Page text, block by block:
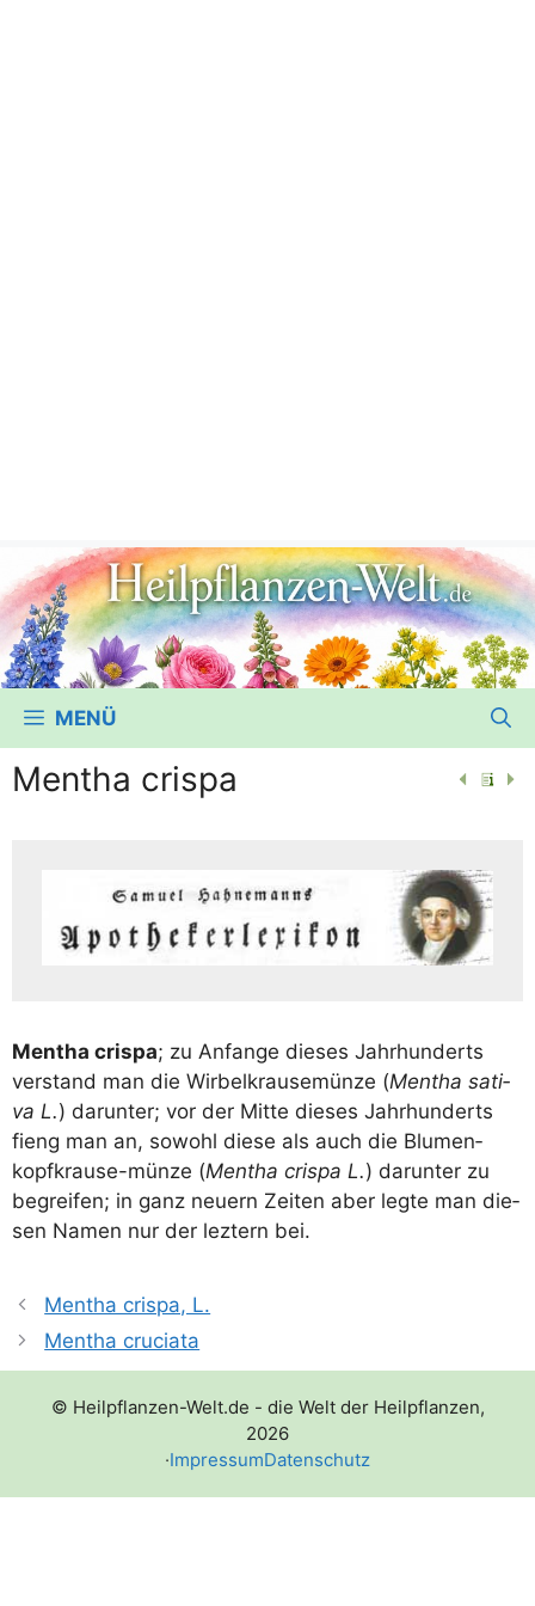
MENÜ
Mentha crispa
Men­tha cris­pa; zu Anfan­ge die­ses Jahr­hun­derts
ver­stand man die Wir­bel­krau­se­mün­ze (Men­tha sati­
va L.) dar­un­ter; vor der Mit­te die­ses Jahr­hun­derts
fieng man an, sowohl die­se als auch die Blu­men­
kopf­krau­se-mün­ze (Men­tha cris­pa L.) dar­un­ter zu
begrei­fen; in ganz neu­ern Zei­ten aber leg­te man die­
sen Namen nur der lez­tern bei.
Mentha crispa, L.
Mentha cruciata
© Heilpflanzen-Welt.de - die Welt der Heilpflanzen,
2026
·ImpressumDatenschutz